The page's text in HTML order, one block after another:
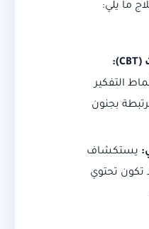
ما يلي:
(CBT):
التفكير
بجنون
: يستكشاف
تكون تحتوي